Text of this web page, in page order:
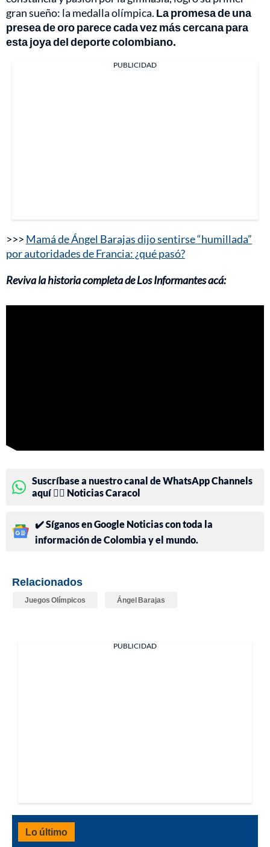
gran sueño: la medalla olímpica. La promesa de una
presea de oro parece cada vez más cercana para
esta joya del deporte colombiano.
PUBLICIDAD
>>> Mamá de Ángel Barajas dijo sentirse “humillada”
por autoridades de Francia: ¿qué pasó?
Reviva la historia completa de Los Informantes acá:
Suscríbase a nuestro canal de WhatsApp Channels
aquí 👉🏻 Noticias Caracol
✔️ Síganos en Google Noticias con toda la
información de Colombia y el mundo.
Relacionados
Juegos Olímpicos Ángel Barajas
PUBLICIDAD
Lo último